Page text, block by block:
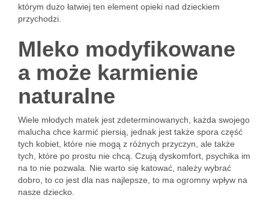
którym dużo łatwiej ten element opieki nad dzieckiem
przychodzi.
Mleko modyfikowane
a może karmienie
naturalne
Wiele młodych matek jest zdeterminowanych, każda swojego
malucha chce karmić piersią, jednak jest także spora część
tych kobiet, które nie mogą z różnych przyczyn, ale także
tych, które po prostu nie chcą. Czują dyskomfort, psychika im
na to nie pozwala. Nie warto się katować, należy wybrać
dobro, to co jest dla nas najlepsze, to ma ogromny wpływ na
nasze dziecko.